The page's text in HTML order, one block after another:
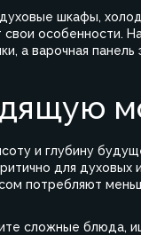
шкафы,
особенности.
а варочная панель
и глубину
для духовых
потребляют
сложные блюда,